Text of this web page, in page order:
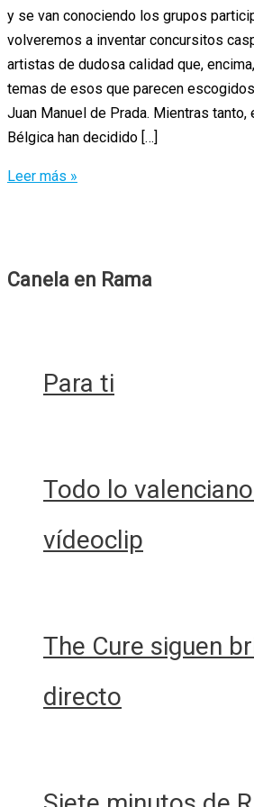
y se van conociendo los grupos
volveremos a inventar concursitos
artistas de dudosa calidad que,
temas de esos que parecen
Juan Manuel de Prada. Mientras
Bélgica han decidido […]
Hooverphonic
Leer más »
Canela en Rama
Para ti
Todo lo
vídeoclip
The Cure siguen
directo